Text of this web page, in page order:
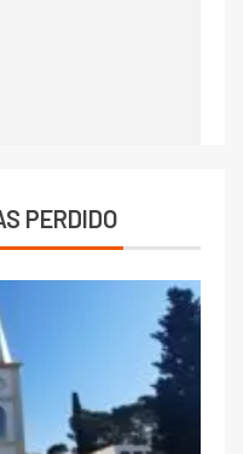
PERDIDO